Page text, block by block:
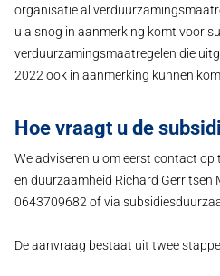
organisatie al
u alsnog in aanmerking komt voor
verduurzamingsmaatregelen die
2022 ook in aanmerking kunnen
Hoe vraagt u de
We adviseren u om eerst contact op
en duurzaamheid Richard Gerritsen
0643709682 of via
De aanvraag bestaat uit twee